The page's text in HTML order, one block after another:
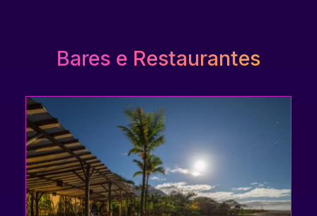
Bares e Restaurantes
Maria Mulata é o deck localizado de frente para o
mar com delicioso serviço de bar. Aqui você vai
encontrar drinks, bebidas, lanches e porções.